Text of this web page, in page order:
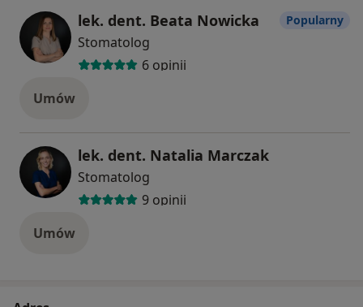
lek. dent. Beata Nowicka
Stomatolog
6 opinii
Popularny
Umów
lek. dent. Natalia Marczak
Stomatolog
9 opinii
Umów